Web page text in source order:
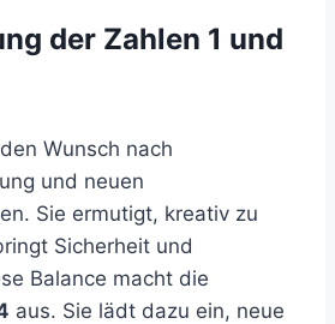
der Zahlen 1 und
Wunsch nach
und neuen
Sie ermutigt, kreativ zu
Sicherheit und
Balance macht die
aus. Sie lädt dazu ein, neue